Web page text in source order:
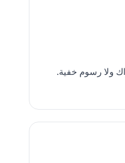
ولا رسوم خفية.